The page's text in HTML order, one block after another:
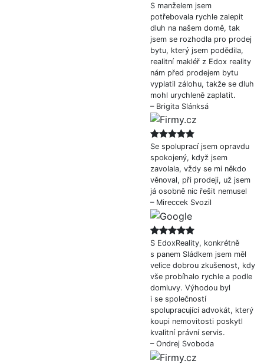
S manželem jsem
potřebovala rychle zalepit
dluh na našem domě, tak
jsem se rozhodla pro prodej
bytu, který jsem podědila,
realitní makléř z Edox reality
nám před prodejem bytu
vyplatil zálohu, takže se dluh
mohl urychleně zaplatit.
– Brigita Slánksá
Se spoluprací jsem opravdu
spokojený, když jsem
zavolala, vždy se mi někdo
věnoval, při prodeji, už jsem
já osobně nic řešit nemusel
– Mireccek Svozil
S EdoxReality, konkrétně
s panem Sládkem jsem měl
velice dobrou zkušenost, kdy
vše probíhalo rychle a podle
domluvy. Výhodou byl
i se společností
spolupracující advokát, který
koupi nemovitosti poskytl
kvalitní právní servis.
– Ondrej Svoboda